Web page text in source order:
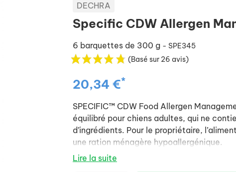
DECHRA
Specific CDW Allergen
6 barquettes de 300 g - SPE345
(Basé sur 26 avis)
20,34 €*
SPECIFIC™ CDW Food Allergen
équilibré pour chiens adultes, qui ne
d’ingrédients. Pour le propriétaire,
une ration ménagère hypoallergénique.
Lire la suite